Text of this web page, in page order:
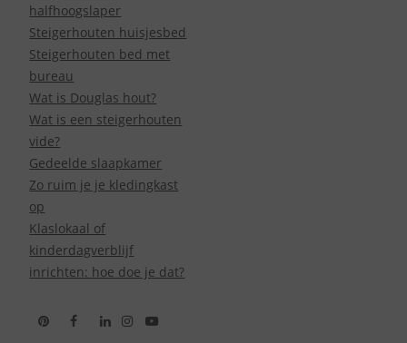
halfhoogslaper
Steigerhouten huisjesbed
Steigerhouten bed met
bureau
Wat is Douglas hout?
Wat is een steigerhouten
vide?
Gedeelde slaapkamer
Zo ruim je je kledingkast
op
Klaslokaal of
kinderdagverblijf
inrichten: hoe doe je dat?